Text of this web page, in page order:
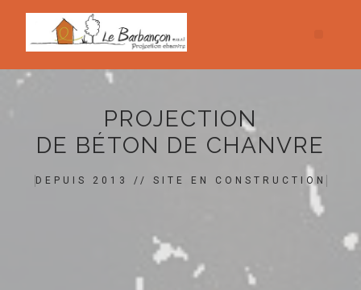
PROJECTION
DE BÉTON DE CHANVRE
DEPUIS 2013 // SITE EN CONSTRUCTION